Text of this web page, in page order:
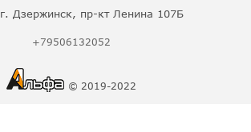
г. Дзержинск, пр-кт Ленина 107Б
+79506132052
© 2019-2022